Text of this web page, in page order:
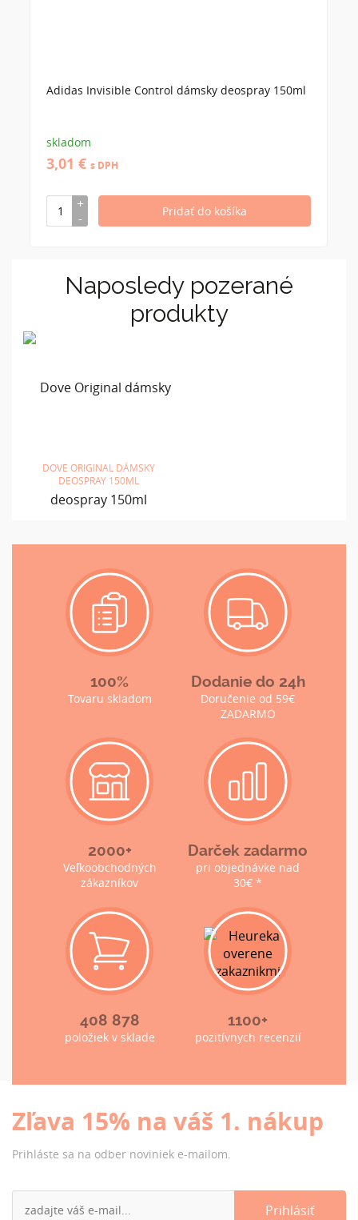
Adidas Invisible Control dámsky deospray 150ml
skladom
3,01 € s DPH
Naposledy pozerané
produkty
DOVE ORIGINAL DÁMSKY
DEOSPRAY 150ML
100%
Tovaru skladom
Dodanie do 24h
Doručenie od 59€
ZADARMO
2000+
Veľkoobchodných
zákazníkov
Darček zadarmo
pri objednávke nad
30€ *
408 878
položiek v sklade
1100+
pozitívnych recenzií
Zľava 15% na váš 1. nákup
Prihláste sa na odber noviniek e-mailom.